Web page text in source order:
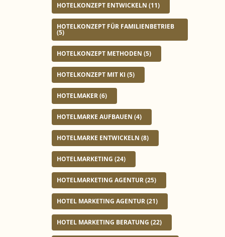
HOTELKONZEPT ENTWICKELN (11)
HOTELKONZEPT FÜR FAMILIENBETRIEB
(5)
HOTELKONZEPT METHODEN (5)
HOTELKONZEPT MIT KI (5)
HOTELMAKER(6)
HOTELMARKE AUFBAUEN (4)
HOTELMARKE ENTWICKELN (8)
HOTELMARKETING (24)
HOTELMARKETING AGENTUR(25)
HOTEL MARKETING AGENTUR(21)
HOTEL MARKETING BERATUNG (22)